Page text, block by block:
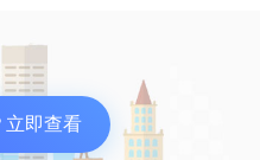
平和很多，没有豪言壮
。
立即查看